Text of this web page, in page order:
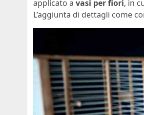
applicato a vasi per fiori, in
L’aggiunta di dettagli come